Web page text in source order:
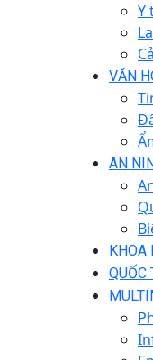
Y
VĂN
AN
KHOA
QUỐC